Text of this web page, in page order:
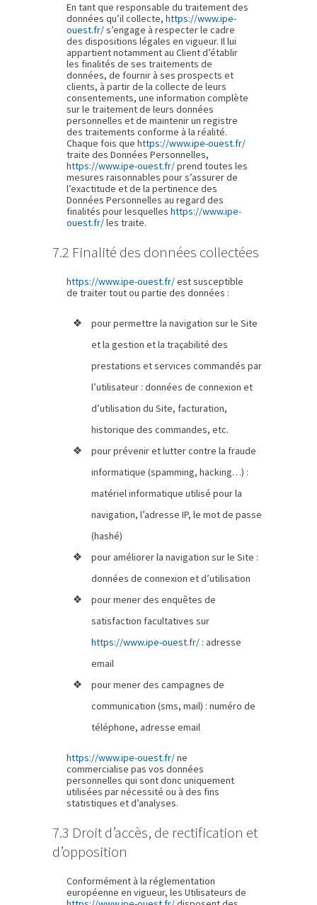
En tant que responsable du traitement des
données qu’il collecte, https://www.ipe-
ouest.fr/s’engage à respecter le cadre
des dispositions légales en vigueur. Il lui
appartient notamment au Client d’établir
les finalités de ses traitements de
données, de fournir à ses prospects et
clients, à partir de la collecte de leurs
consentements, une information complète
sur le traitement de leurs données
personnelles et de maintenir un registre
des traitements conforme à la réalité.
Chaque fois que https://www.ipe-ouest.fr/
traite des Données Personnelles,
https://www.ipe-ouest.fr/prend toutes les
mesures raisonnables pour s’assurer de
l’exactitude et de la pertinence des
Données Personnelles au regard des
finalités pour lesquelles https://www.ipe-
ouest.fr/les traite.
7.2 Finalité des données collectées
https://www.ipe-ouest.fr/est susceptible
de traiter tout ou partie des données :
pour permettre la navigation sur le Site
et la gestion et la traçabilité des
prestations et services commandés par
l’utilisateur : données de connexion et
d’utilisation du Site, facturation,
historique des commandes, etc.
pour prévenir et lutter contre la fraude
informatique (spamming, hacking…) :
matériel informatique utilisé pour la
navigation, l’adresse IP, le mot de passe
(hashé)
pour améliorer la navigation sur le Site :
données de connexion et d’utilisation
pour mener des enquêtes de
satisfaction facultatives sur
https://www.ipe-ouest.fr/ : adresse
email
pour mener des campagnes de
communication (sms, mail) : numéro de
téléphone, adresse email
https://www.ipe-ouest.fr/ne
commercialise pas vos données
personnelles qui sont donc uniquement
utilisées par nécessité ou à des fins
statistiques et d’analyses.
7.3 Droit d’accès, de rectification et
d’opposition
Conformément à la réglementation
européenne en vigueur, les Utilisateurs de